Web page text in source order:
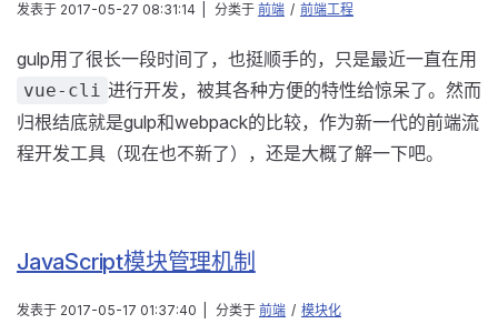
发表于 2017-05-27 08:31:14 分类于 前端 / 前端工程
gulp用了很长一段时间了，也挺顺手的，只是最近一直在用
vue-cli 进行开发，被其各种方便的特性给惊呆了。然而
归根结底就是gulp和webpack的比较，作为新一代的前端流
程开发工具（现在也不新了），还是大概了解一下吧。
JavaScript模块管理机制
发表于 2017-05-17 01:37:40 分类于 前端 / 模块化